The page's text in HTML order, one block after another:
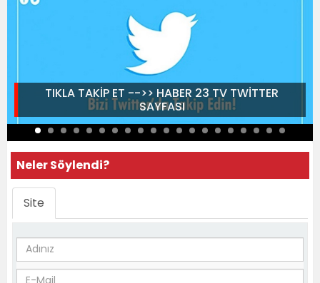
TIKLA TAKİP ET -->> HABER 23 TV TWİTTER
SAYFASI
Neler Söylendi?
Site